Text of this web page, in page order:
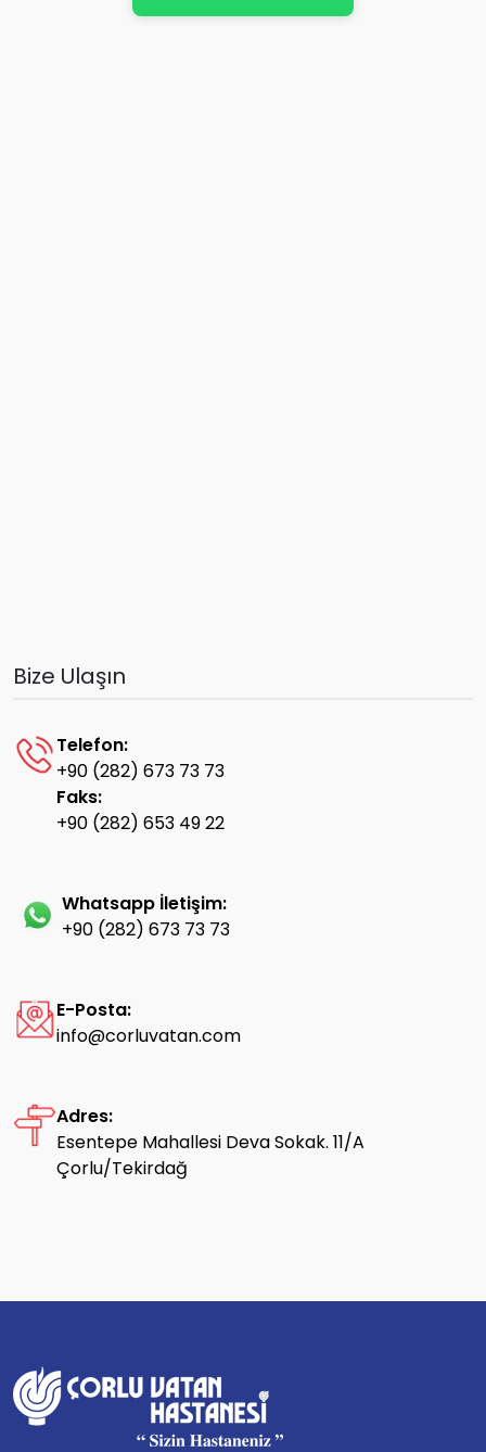
Bize Ulaşın
Telefon:
+90 (282) 673 73 73
Faks:
+90 (282) 653 49 22
Whatsapp İletişim:
+90 (282) 673 73 73
E-Posta:
info@corluvatan.com
Adres:
Esentepe Mahallesi Deva Sokak. 11/A
Çorlu/Tekirdağ